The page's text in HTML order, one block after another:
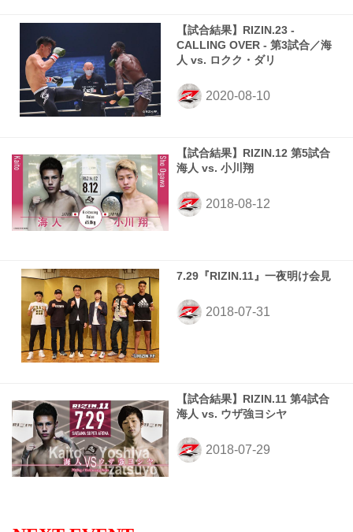
【試合結果】RIZIN.23 -
CALLING OVER - 第3試合／海
人 vs. ロクク・ダリ
【試合結果】RIZIN.12 第5試合
海人 vs. 小川翔
7.29『RIZIN.11』一夜明け会見
【試合結果】RIZIN.11 第4試合
海人 vs. ウザ強ヨシヤ